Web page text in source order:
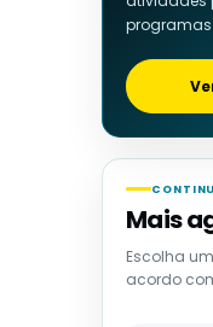
Mais
Escolha
acordo